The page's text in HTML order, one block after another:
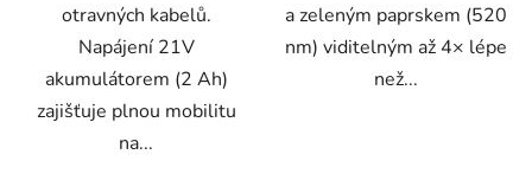
otravných kabelů.
Napájení 21V
akumulátorem (2 Ah)
zajišťuje plnou mobilitu
na...
a zeleným paprskem (520
nm) viditelným až 4× lépe
než...